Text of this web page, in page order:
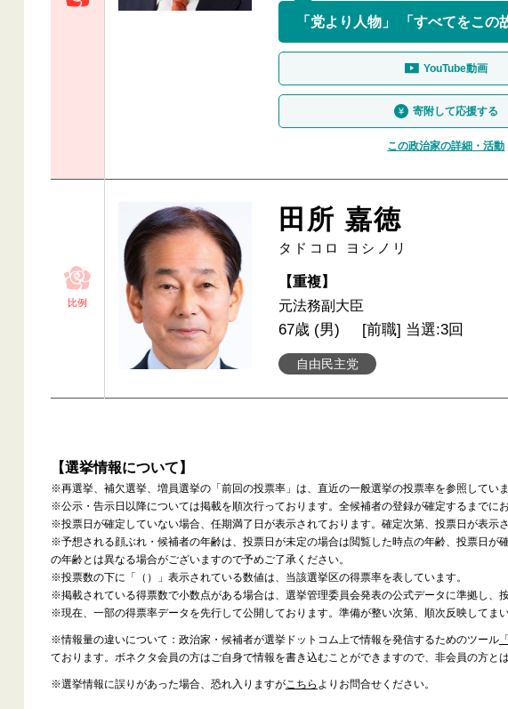
YouTube動画
寄附して応援する
この政治家の詳細・活動
比例
田所 嘉徳
タドコロ ヨシノリ
自由民主党
【重複】
元法務副大臣
67歳 (男) [前職] 当選:3回
【選挙情報について】
※再選挙、補欠選挙、増員選挙の「前回の投票率」は、直近の一般選挙の投票率を参照していま
※公示・告示日以降については掲載を順次行っております。全候補者の登録が確定するまでに
※投票日が確定していない場合、任期満了日が表示されております。確定次第、投票日が表示
※予想される顔ぶれ・候補者の年齢は、投票日が未定の場合は閲覧した時点の年齢、投票日が
の年齢とは異なる場合がございますので予めご了承ください。
※投票数の下に「（）」表示されている数値は、当該選挙区の得票率を表しています。
※掲載されている得票数で小数点がある場合は、選挙管理委員会発表の公式データに準拠し、
※現在、一部の得票率データを先行して公開しております。準備が整い次第、順次反映してま
※情報量の違いについて：政治家・候補者が選挙ドットコム上で情報を発信するためのツール
ております。ボネクタ会員の方はご自身で情報を書き込むことができますので、非会員の方と
※選挙情報に誤りがあった場合、恐れ入りますがこちら よりお問合せください。